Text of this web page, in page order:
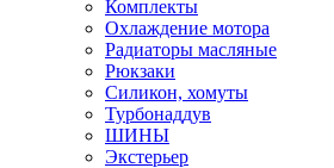
Комплекты
Охлаждение мотора
Радиаторы масляные
Рюкзаки
Силикон, хомуты
Турбонаддув
ШИНЫ
Экстерьер